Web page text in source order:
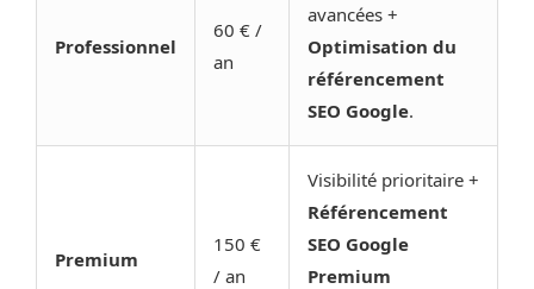
Professionnel
60 € /
an
avancées +
Optimisation du
référencement
SEO Google.
Premium
150 €
/ an
Visibilité prioritaire +
Référencement
SEO Google
Premium